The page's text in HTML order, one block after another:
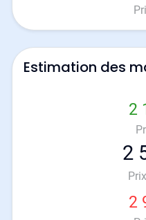
Estimation des
2
2
2